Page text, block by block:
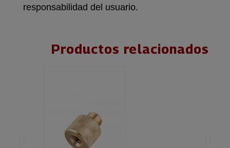
responsabilidad del usuario.
Productos relacionados